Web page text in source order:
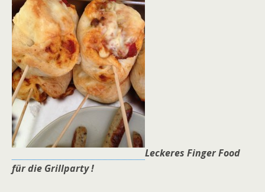
Leckeres Finger Food
für die Grillparty !